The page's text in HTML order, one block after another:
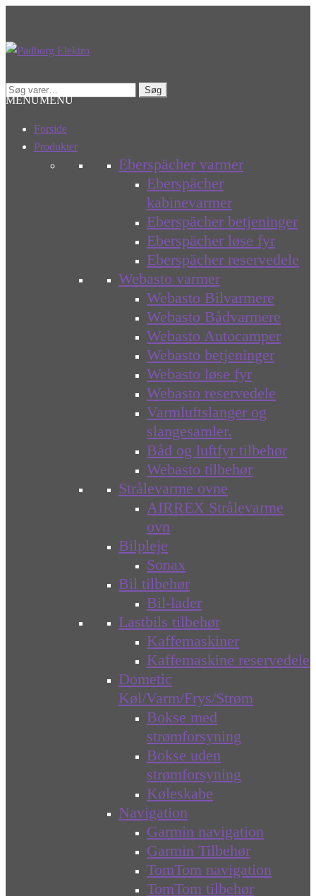
Spring
Spring
Søg
efter:
Søg
MENUMENU
Forside
Produkter
Eberspächer varmer
Eberspächer
kabinevarmer
Eberspächer betjeninger
Eberspächer løse fyr
Eberspächer reservedele
Webasto varmer
Webasto Bilvarmere
Webasto Bådvarmere
Webasto Autocamper
Webasto betjeninger
Webasto løse fyr
Webasto reservedele
Varmluftslanger og
slangesamler.
Båd og luftfyr tilbehør
Webasto tilbehør
Strålevarme ovne
AIRREX Strålevarme
ovn
Bilpleje
Sonax
Bil tilbehør
Bil-lader
Lastbils tilbehør
Kaffemaskiner
Kaffemaskine reservedele
Dometic
Køl/Varm/Frys/Strøm
Bokse med
strømforsyning
Bokse uden
strømforsyning
Køleskabe
Navigation
Garmin navigation
Garmin Tilbehør
TomTom navigation
TomTom tilbehør